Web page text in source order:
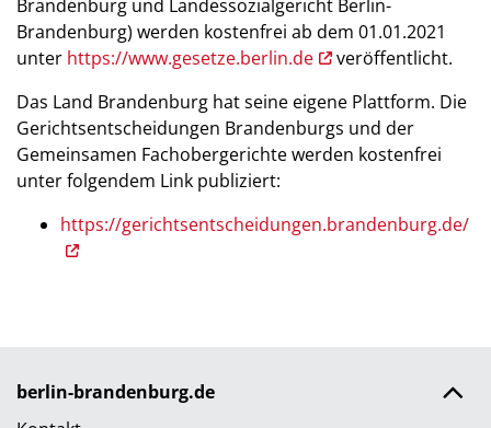
Brandenburg und Landessozialgericht Berlin-
Brandenburg) werden kostenfrei ab dem 01.01.2021
unter https://www.gesetze.berlin.de
veröffentlicht.
Das Land Brandenburg hat seine eigene Plattform. Die
Gerichtsentscheidungen Brandenburgs und der
Gemeinsamen Fachobergerichte werden kostenfrei
unter folgendem Link publiziert:
https://gerichtsentscheidungen.brandenburg.de/
berlin-brandenburg.de